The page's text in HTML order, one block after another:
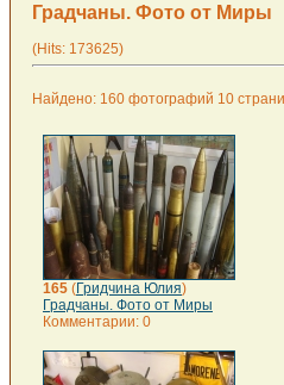
Градчаны. Фото от Миры
(Hits: 173625)
Найдено: 160 фотографий 10
165 (Гридчина Юлия)
Градчаны. Фото от Миры
Комментарии: 0